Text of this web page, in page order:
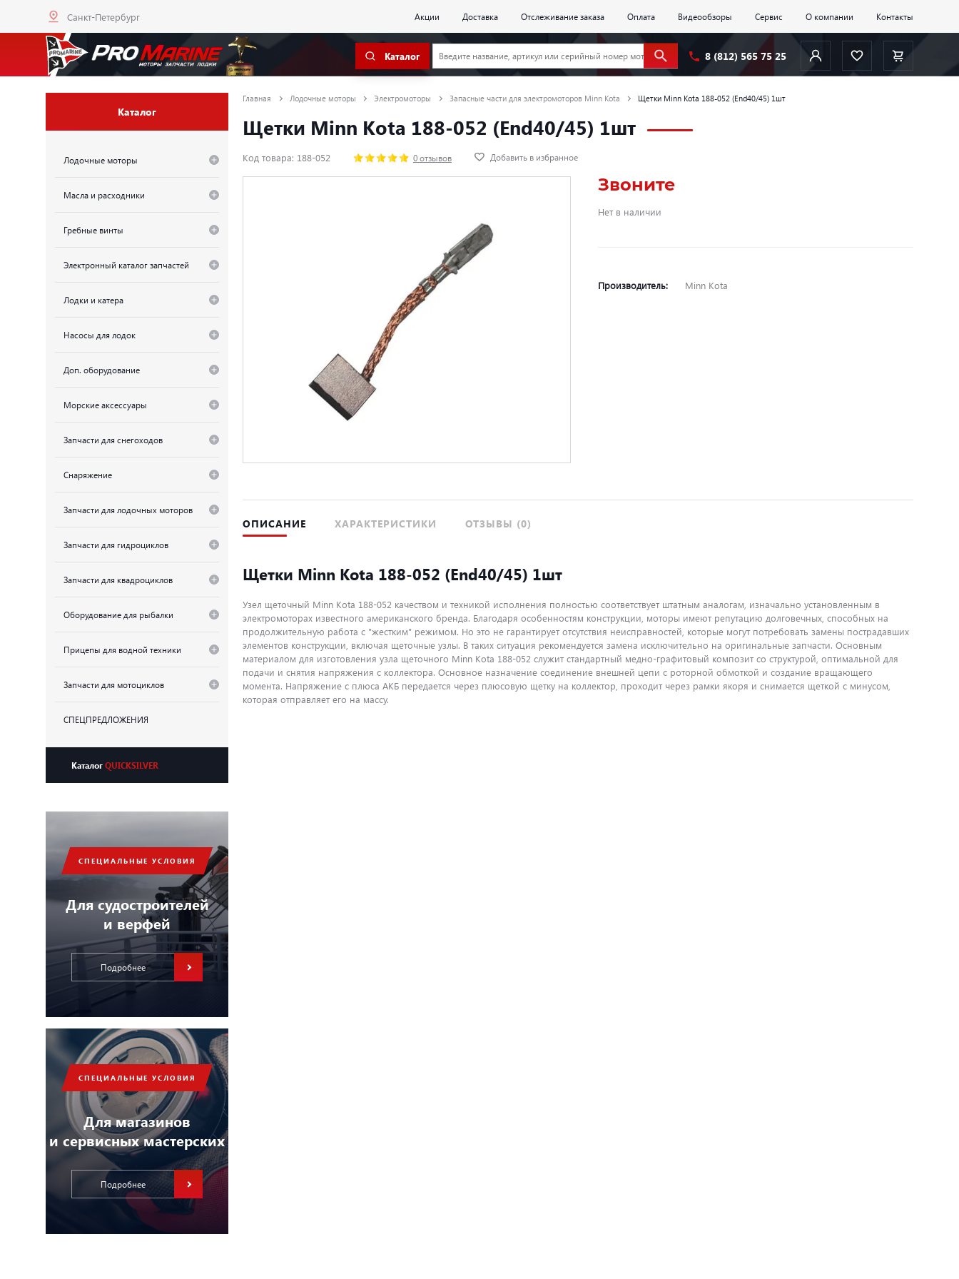
Санкт-Петербург Акции Доставка Отслеживание заказа Оплата Видеообзоры Сервис О компании Контакты
Каталог 8 (812) 565 75 25
Каталог
Лодочные моторы
Масла и расходники
Гребные винты
Электронный каталог запчастей
Лодки и катера
Насосы для лодок
Доп. оборудование
Морские аксессуары
Запчасти для снегоходов
Снаряжение
Запчасти для лодочных моторов
Запчасти для гидроциклов
Запчасти для квадроциклов
Оборудование для рыбалки
Прицепы для водной техники
Запчасти для мотоциклов
СПЕЦПРЕДЛОЖЕНИЯ
КаталогQUICKSILVER
СПЕЦИАЛЬНЫЕ УСЛОВИЯ
Для судостроителей
и верфей
Подробнее
СПЕЦИАЛЬНЫЕ УСЛОВИЯ
Для магазинов
и сервисных мастерских
Подробнее
Главная Лодочные моторы Электромоторы Запасные части для электромоторов Minn Kota Щетки Minn Kota 188-052 (End40/45) 1шт
Щетки Minn Kota 188-052 (End40/45) 1шт
Код товара: 188-052 0 отзывов Добавить в избранное
Звоните
Нет в наличии
Производитель: Minn Kota
ОПИСАНИЕ ХАРАКТЕРИСТИКИ ОТЗЫВЫ (0)
Щетки Minn Kota 188-052 (End40/45) 1шт
Узел щеточный Minn Kota 188-052 качеством и техникой исполнения полностью соответствует штатным аналогам, изначально установленным в
электромоторах известного американского бренда. Благодаря особенностям конструкции, моторы имеют репутацию долговечных, способных на
продолжительную работа с "жестким" режимом. Но это не гарантирует отсутствия неисправностей, которые могут потребовать замены пострадавших
элементов конструкции, включая щеточные узлы. В таких ситуация рекомендуется замена исключительно на оригинальные запчасти. Основным
материалом для изготовления узла щеточного Minn Kota 188-052 служит стандартный медно-графитовый композит со структурой, оптимальной для
подачи и снятия напряжения с коллектора. Основное назначение соединение внешней цепи с роторной обмоткой и создание вращающего
момента. Напряжение с плюса АКБ передается через плюсовую щетку на коллектор, проходит через рамки якоря и снимается щеткой с минусом,
которая отправляет его на массу.